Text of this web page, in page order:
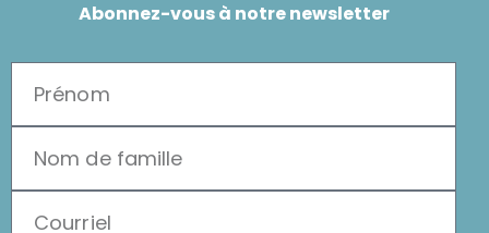
Abonnez-vous à notre newsletter